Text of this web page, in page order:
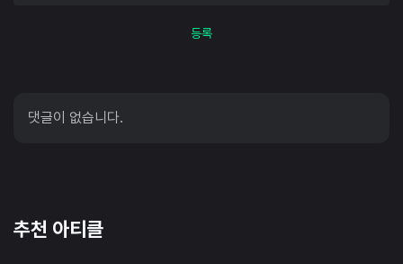
등록
댓글이 없습니다.
추천 아티클